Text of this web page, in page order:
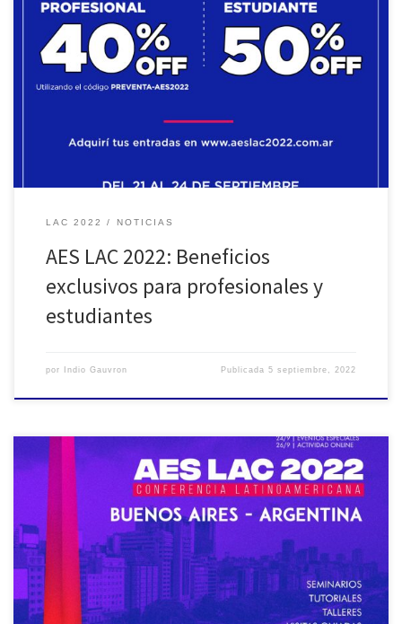
LAC 2022 NOTICIAS
AES LAC 2022: Beneficios
exclusivos para profesionales y
estudiantes
por Indio Gauvron Publicada5 septiembre, 2022
Este es el cronograma de charlas y actividades que habrán
durante los cuatro días de la AES LAC 2022